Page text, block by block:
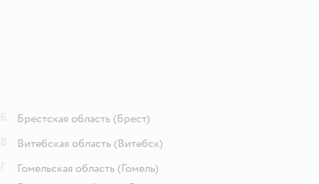
Брестская область (Брест)
Витебская область (Витебск)
Гомельская область (Гомель)